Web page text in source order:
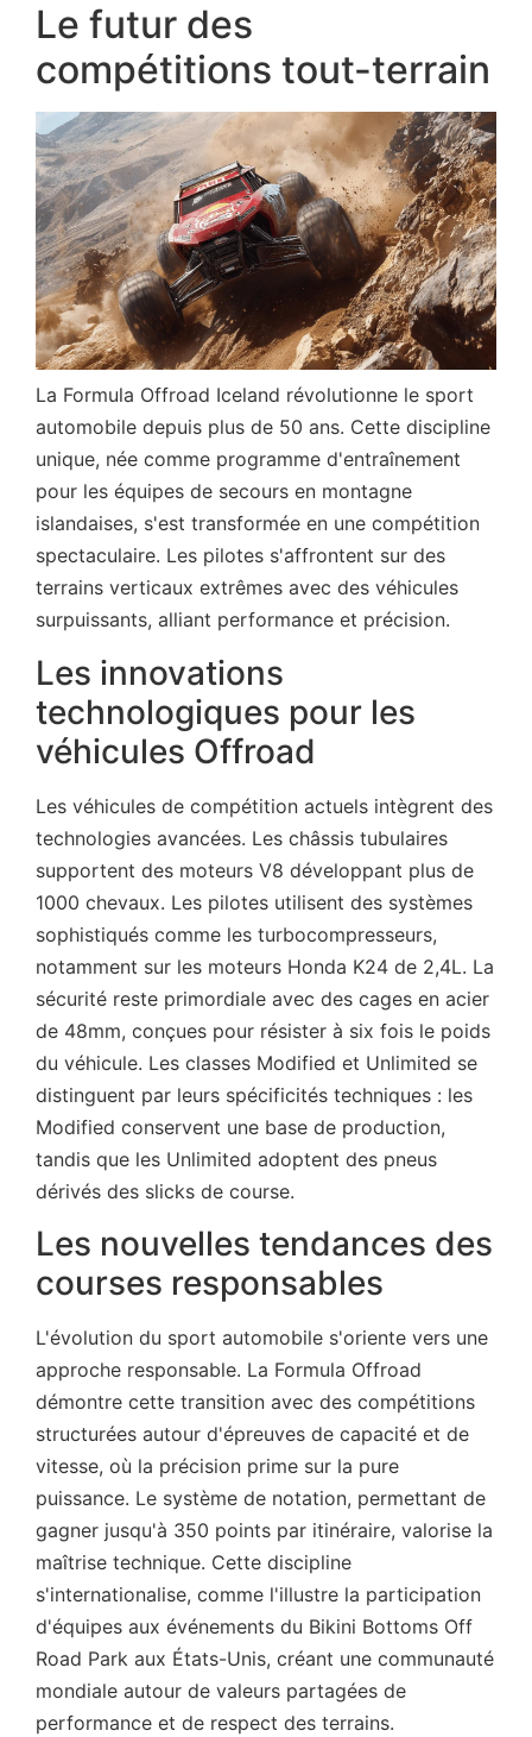
Le futur des
compétitions tout-terrain
La Formula Offroad Iceland révolutionne le sport
automobile depuis plus de 50 ans. Cette discipline
unique, née comme programme d'entraînement
pour les équipes de secours en montagne
islandaises, s'est transformée en une compétition
spectaculaire. Les pilotes s'affrontent sur des
terrains verticaux extrêmes avec des véhicules
surpuissants, alliant performance et précision.
Les innovations
technologiques pour les
véhicules Offroad
Les véhicules de compétition actuels intègrent des
technologies avancées. Les châssis tubulaires
supportent des moteurs V8 développant plus de
1000 chevaux. Les pilotes utilisent des systèmes
sophistiqués comme les turbocompresseurs,
notamment sur les moteurs Honda K24 de 2,4L. La
sécurité reste primordiale avec des cages en acier
de 48mm, conçues pour résister à six fois le poids
du véhicule. Les classes Modified et Unlimited se
distinguent par leurs spécificités techniques : les
Modified conservent une base de production,
tandis que les Unlimited adoptent des pneus
dérivés des slicks de course.
Les nouvelles tendances des
courses responsables
L'évolution du sport automobile s'oriente vers une
approche responsable. La Formula Offroad
démontre cette transition avec des compétitions
structurées autour d'épreuves de capacité et de
vitesse, où la précision prime sur la pure
puissance. Le système de notation, permettant de
gagner jusqu'à 350 points par itinéraire, valorise la
maîtrise technique. Cette discipline
s'internationalise, comme l'illustre la participation
d'équipes aux événements du Bikini Bottoms Off
Road Park aux États-Unis, créant une communauté
mondiale autour de valeurs partagées de
performance et de respect des terrains.